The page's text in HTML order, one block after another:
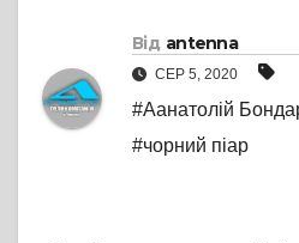
Від antenna
СЕР 5, 2020
#Аанатолій
#чорний піар